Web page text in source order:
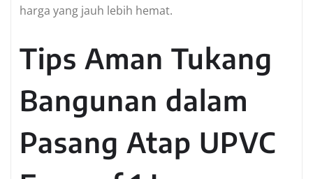
harga yang jauh lebih hemat.
Tips Aman Tukang
Bangunan dalam
Pasang Atap UPVC